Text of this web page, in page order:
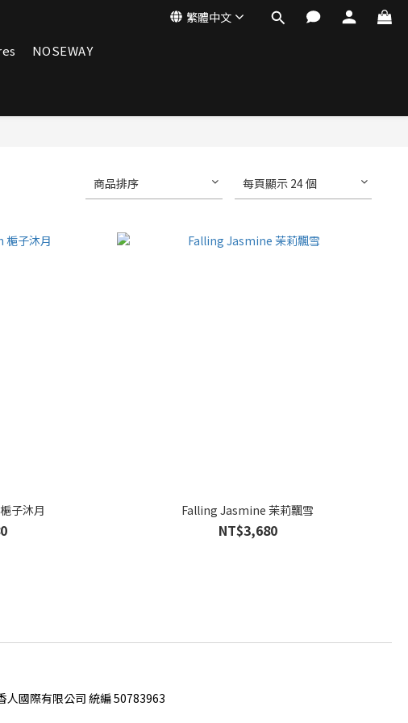
繁體中文
NOSEWAY
商品排序 每頁顯示 24 個
子沐月 Falling Jasmine 茉莉飄雪
NT$3,680
人國際有限公司 統編 50783963